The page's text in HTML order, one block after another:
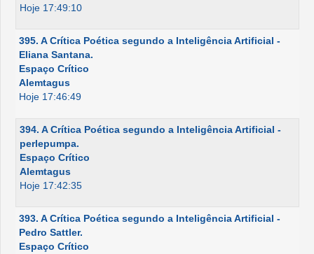
Hoje 17:49:10
395. A Crítica Poética segundo a Inteligência Artificial -
Eliana Santana.
Espaço Crítico
Alemtagus
Hoje 17:46:49
394. A Crítica Poética segundo a Inteligência Artificial -
perlepumpa.
Espaço Crítico
Alemtagus
Hoje 17:42:35
393. A Crítica Poética segundo a Inteligência Artificial -
Pedro Sattler.
Espaço Crítico